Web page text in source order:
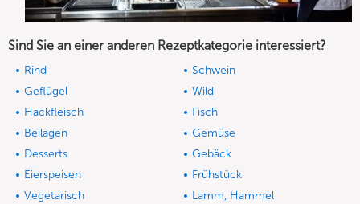
Sind Sie an einer anderen Rezeptkategorie interessiert?
Rind
Schwein
Geflügel
Wild
Hackfleisch
Fisch
Beilagen
Gemüse
Desserts
Gebäck
Eierspeisen
Frühstück
Vegetarisch
Lamm, Hammel